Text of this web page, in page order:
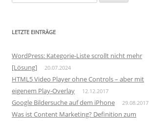
u
h
n
n
a
h
:
LETZTE EINTRÄGE
WordPress: Kategorie-Liste scrollt nicht mehr
[Lösung]
20.07.2024
HTML5 Video Player ohne Controls – aber mit
eigenem Play-Overlay
12.12.2017
Google Bildersuche auf dem iPhone 29.08.2017
Was ist Content Marketing? Definition zum